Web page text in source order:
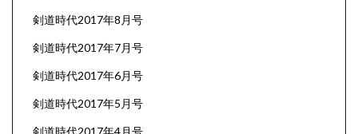
剣道時代2017年8月号
剣道時代2017年7月号
剣道時代2017年6月号
剣道時代2017年5月号
剣道時代2017年4月号